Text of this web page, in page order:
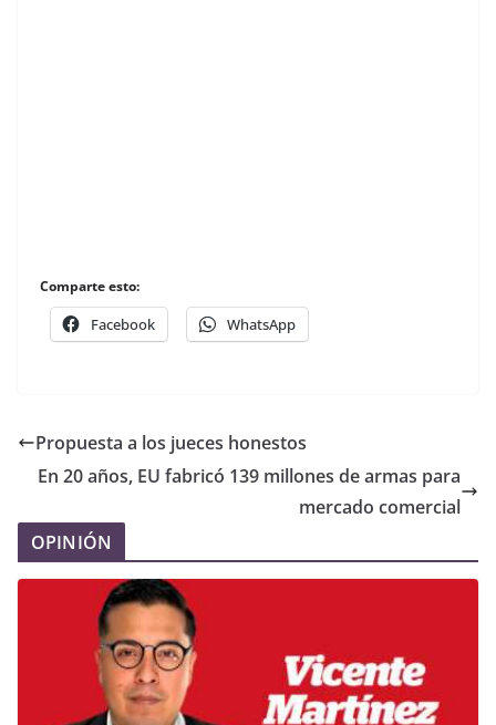
Comparte esto:
Facebook WhatsApp
Propuesta a los jueces honestos
En 20 años, EU fabricó 139 millones de armas para
mercado comercial
OPINIÓN